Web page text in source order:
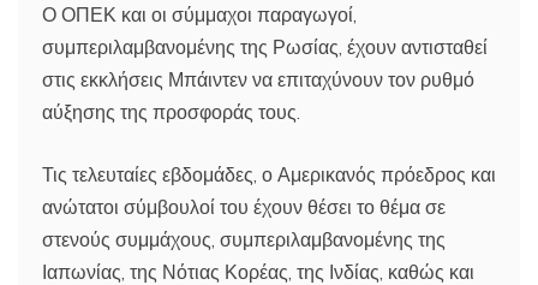
Ο ΟΠΕΚ και οι σύμμαχοι παραγωγοί,
συμπεριλαμβανομένης της Ρωσίας, έχουν αντισταθεί
στις εκκλήσεις Μπάιντεν να επιταχύνουν τον ρυθμό
αύξησης της προσφοράς τους.
Τις τελευταίες εβδομάδες, ο Αμερικανός πρόεδρος και
ανώτατοι σύμβουλοί του έχουν θέσει το θέμα σε
στενούς συμμάχους, συμπεριλαμβανομένης της
Ιαπωνίας, της Νότιας Κορέας, της Ινδίας, καθώς και